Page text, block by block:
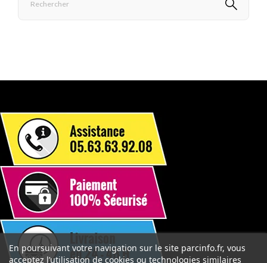
En poursuivant votre navigation sur le site parcinfo.fr, vous
acceptez l’utilisation de cookies ou technologies similaires